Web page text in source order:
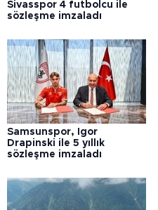
Sivasspor 4 futbolcu ile
sözleşme imzaladı
Samsunspor, Igor
Drapinski ile 5 yıllık
sözleşme imzaladı